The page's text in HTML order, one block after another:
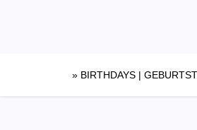
» BIRTHDAYS |